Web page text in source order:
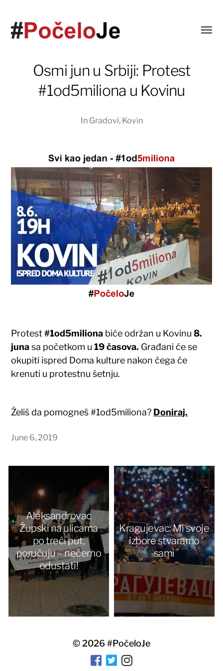
Osmi jun u Srbiji: Protest
#1od5miliona u Kovinu
In Gradovi, Kovin
Protest#1od5miliona biće održan u Kovinu8.
junasa početkom u19 časova. Građani će se
okupiti ispred Doma kulture nakon čega će
krenuti u protestnu šetnju.
Želiš da pomogneš #1od5miliona? Doniraj.
June 6, 2019
Aleksandrovac
Župski na ulicama
po treći put,
poručuju – nećemo
odustati!
Kragujevac: Mi svoje
izbore stvaramo
sami
© 2026#PočeloJe